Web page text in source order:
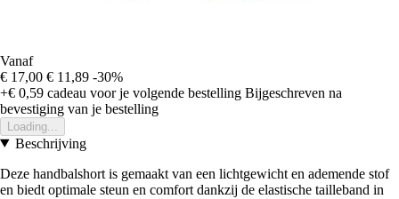
Vanaf
€ 17,00 € 11,89 -30%
+€ 0,59 cadeau voor je volgende bestelling Bijgeschreven na
bevestiging van je bestelling
Loading...
Beschrijving
Deze handbalshort is gemaakt van een lichtgewicht en ademende stof
en biedt optimale steun en comfort dankzij de elastische tailleband in